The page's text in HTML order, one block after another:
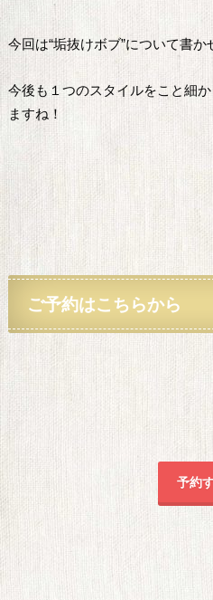
今回は“垢抜けボブ”について書か
今後も１つのスタイルをこと細
ますね！
ご予約はこちらから
予約